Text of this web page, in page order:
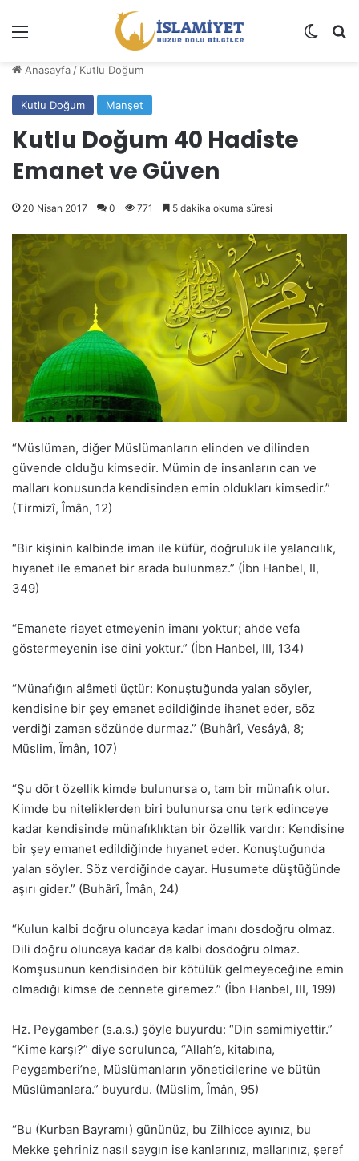
Dış
Anasayfa / Kutlu Doğum
Kutlu Doğum Manşet
Kutlu Doğum 40 Hadiste
Emanet ve Güven
20 Nisan 2017 0 771 5 dakika okuma süresi
“Müslüman, diğer Müslümanların elinden ve dilinden
güvende olduğu kimsedir. Mümin de insanların can ve
malları konusunda kendisinden emin oldukları kimsedir.”
(Tirmizî, Îmân, 12)
“Bir kişinin kalbinde iman ile küfür, doğruluk ile yalancılık,
hıyanet ile emanet bir arada bulunmaz.” (İbn Hanbel, II,
349)
“Emanete riayet etmeyenin imanı yoktur; ahde vefa
göstermeyenin ise dini yoktur.” (İbn Hanbel, III, 134)
“Münafığın alâmeti üçtür: Konuştuğunda yalan söyler,
kendisine bir şey emanet edildiğinde ihanet eder, söz
verdiği zaman sözünde durmaz.” (Buhârî, Vesâyâ, 8;
Müslim, Îmân, 107)
“Şu dört özellik kimde bulunursa o, tam bir münafık olur.
Kimde bu niteliklerden biri bulunursa onu terk edinceye
kadar kendisinde münafıklıktan bir özellik vardır: Kendisine
bir şey emanet edildiğinde hıyanet eder. Konuştuğunda
yalan söyler. Söz verdiğinde cayar. Husumete düştüğünde
aşırı gider.” (Buhârî, Îmân, 24)
“Kulun kalbi doğru oluncaya kadar imanı dosdoğru olmaz.
Dili doğru oluncaya kadar da kalbi dosdoğru olmaz.
Komşusunun kendisinden bir kötülük gelmeyeceğine emin
olmadığı kimse de cennete giremez.” (İbn Hanbel, III, 199)
Hz. Peygamber (s.a.s.) şöyle buyurdu: “Din samimiyettir.”
“Kime karşı?” diye sorulunca, “Allah’a, kitabına,
Peygamberi’ne, Müslümanların yöneticilerine ve bütün
Müslümanlara.” buyurdu. (Müslim, Îmân, 95)
“Bu (Kurban Bayramı) gününüz, bu Zilhicce ayınız, bu
Mekke şehriniz nasıl saygın ise kanlarınız, mallarınız, şeref